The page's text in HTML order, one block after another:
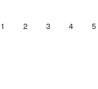
1 2 3 4 5